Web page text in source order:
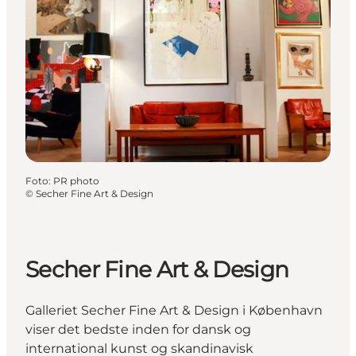
Foto: PR photo
© Secher Fine Art & Design
Secher Fine Art & Design
Galleriet Secher Fine Art & Design i København
viser det bedste inden for dansk og
international kunst og skandinavisk